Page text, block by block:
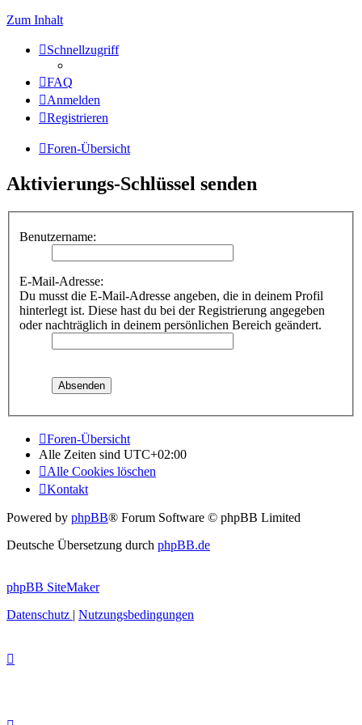
Zum Inhalt
Schnellzugriff
FAQ
Anmelden
Registrieren
Foren-Übersicht
Aktivierungs-Schlüssel senden
Benutzername:
E-Mail-Adresse:
Du musst die E-Mail-Adresse angeben, die in deinem Profil
hinterlegt ist. Diese hast du bei der Registrierung angegeben
oder nachträglich in deinem persönlichen Bereich geändert.
Foren-Übersicht
Alle Zeiten sind UTC+02:00
Alle Cookies löschen
Kontakt
Powered by phpBB® Forum Software © phpBB Limited
Deutsche Übersetzung durch phpBB.de
phpBB SiteMaker
Datenschutz | Nutzungsbedingungen